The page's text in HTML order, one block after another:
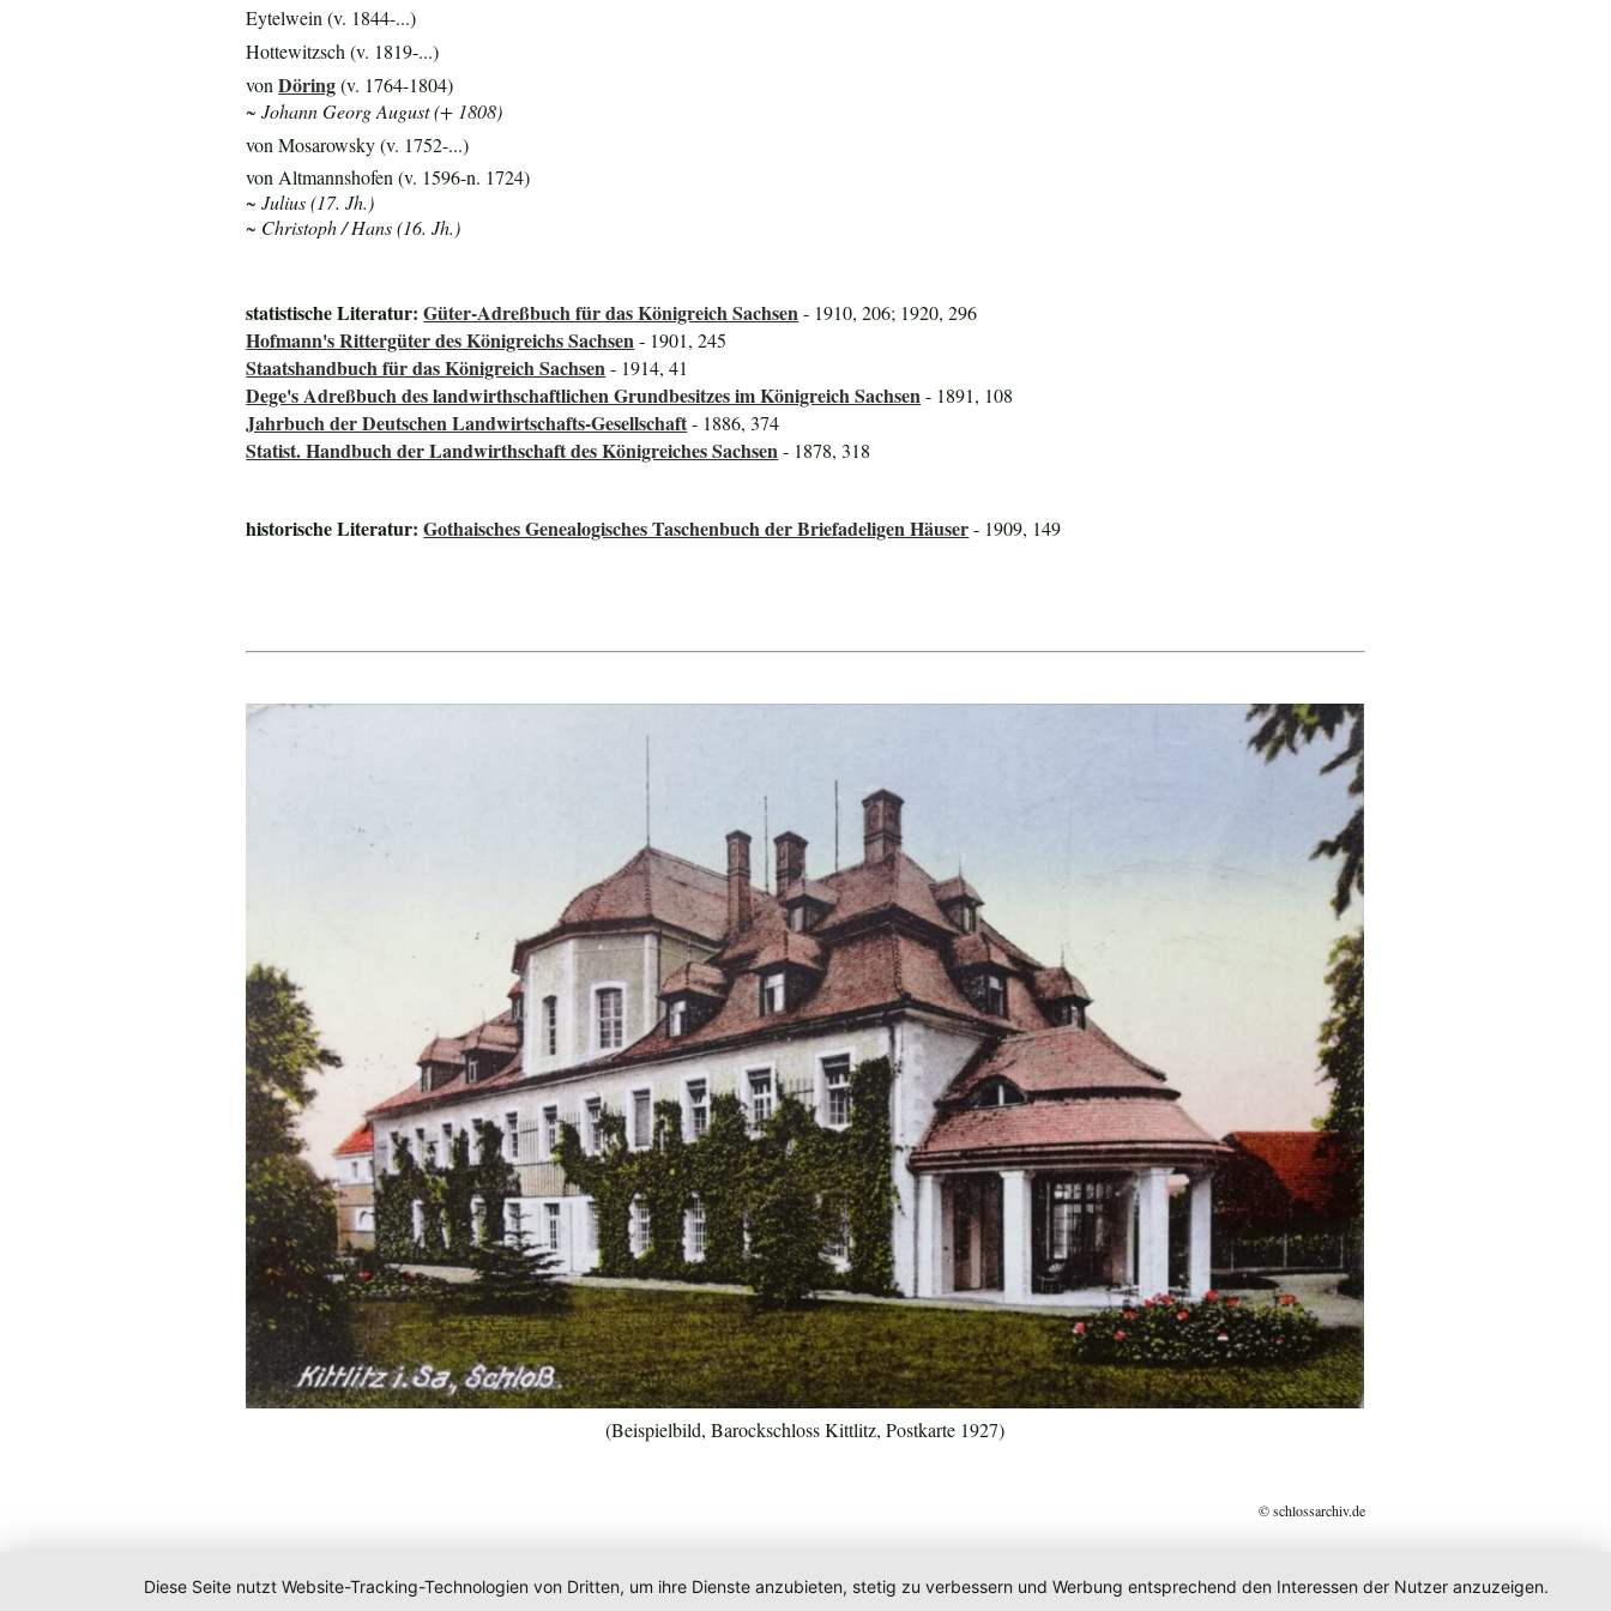
Eytelwein (v. 1844-...)
Hottewitzsch (v. 1819-...)
vonDöring(v. 1764-1804)
~ Johann Georg August (+ 1808)
von Mosarowsky (v. 1752-...)
von Altmannshofen (v. 1596-n. 1724)
~ Julius (17. Jh.)
~ Christoph / Hans (16. Jh.)
statistische Literatur:Güter-Adreßbuch für das Königreich Sachsen- 1910, 206; 1920, 296
Hofmann's Rittergüter des Königreichs Sachsen- 1901, 245
Staatshandbuch für das Königreich Sachsen- 1914, 41
Dege's Adreßbuch des landwirthschaftlichen Grundbesitzes im Königreich Sachsen- 1891, 108
Jahrbuch der Deutschen Landwirtschafts-Gesellschaft- 1886, 374
Statist. Handbuch der Landwirthschaft des Königreiches Sachsen- 1878, 318
historische Literatur:Gothaisches Genealogisches Taschenbuch der Briefadeligen Häuser- 1909, 149
(Beispielbild, Barockschloss Kittlitz, Postkarte 1927)
© schlossarchiv.de
Diese Seite nutzt Website-Tracking-Technologien von Dritten, um ihre Dienste anzubieten, stetig zu verbessern und Werbung entsprechend den Interessen der Nutzer anzuzeigen.